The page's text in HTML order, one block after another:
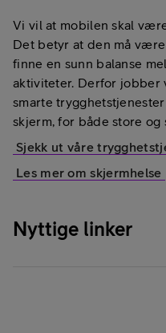
Vi vil at mobilen skal
Det betyr at den må
finne en sunn balanse
aktiviteter. Derfor jobber
smarte
skjerm, for både store og
Sjekk ut våre
Les mer om skjermhelse
Nyttige linker